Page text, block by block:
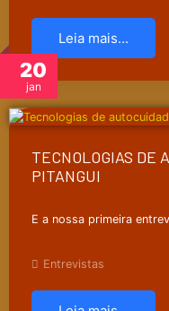
Leia mais...
20
jan
TECNOLOGIAS DE
PITANGUI
E a nossa primeira
Entrevistas